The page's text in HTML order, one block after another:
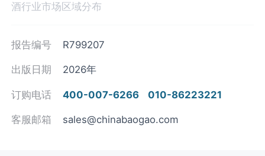
酒行业市场区域分布
报告编号 R799207
出版日期 2026年
订购电话 400-007-6266 010-86223221
客服邮箱 sales@chinabaogao.com